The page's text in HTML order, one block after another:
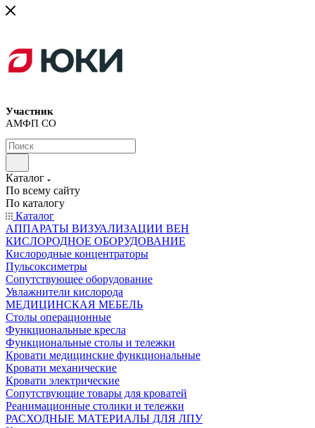
Участник
АМФП СО
Каталог
По всему сайту
По каталогу
Каталог
АППАРАТЫ ВИЗУАЛИЗАЦИИ ВЕН
КИСЛОРОДНОЕ ОБОРУДОВАНИЕ
Кислородные концентраторы
Пульсоксиметры
Сопутствующее оборудование
Увлажнители кислорода
МЕДИЦИНСКАЯ МЕБЕЛЬ
Столы операционные
Функциональные кресла
Функциональные столы и тележки
Кровати медицинские функциональные
Кровати механические
Кровати электрические
Сопутствующие товары для кроватей
Реанимационные столики и тележки
РАСХОДНЫЕ МАТЕРИАЛЫ ДЛЯ ЛПУ